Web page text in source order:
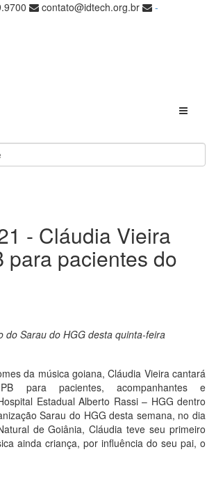
contato@idtech.org.br
-
Toggle
- Cláudia Vieira
para pacientes do
do Sarau do HGG desta quinta-feira
da música goiana, Cláudia Vieira cantará
para pacientes, acompanhantes e
Estadual Alberto Rassi – HGG dentro
Sarau do HGG desta semana, no dia
de Goiânia, Cláudia teve seu primeiro
ainda criança, por influência do seu pai, o